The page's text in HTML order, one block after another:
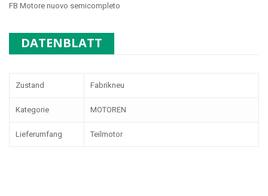
FB Motore nuovo semicompleto
DATENBLATT
Zustand Fabrikneu
Kategorie MOTOREN
Lieferumfang Teilmotor